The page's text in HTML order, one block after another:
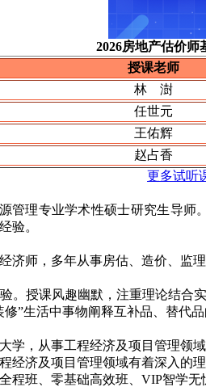
2026房地产估价师
授课老师
林 澍
任世元
王佑辉
赵占香
更多试听
管理专业学术性硕士研究生导
验。
济师，多年从事房估、造价、
。授课风趣幽默，注重理论结
”生活中事物阐释互补品、替代
学，从事工程经济及项目管理
经济及项目管理领域有着深入的
程班、零基础高效班、VIP智学